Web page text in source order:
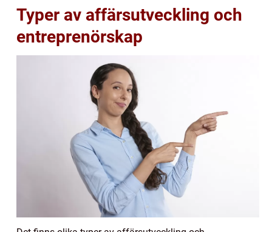
Typer av affärsutveckling och
entreprenörskap